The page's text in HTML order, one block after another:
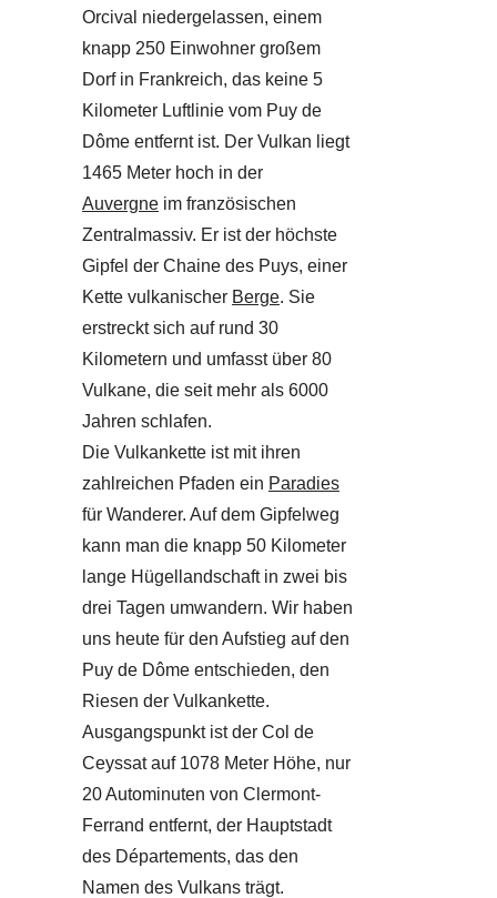
Orcival niedergelassen, einem
knapp 250 Einwohner großem
Dorf in Frankreich, das keine 5
Kilometer Luftlinie vom Puy de
Dôme entfernt ist. Der Vulkan liegt
1465 Meter hoch in der
Auvergne im französischen
Zentralmassiv. Er ist der höchste
Gipfel der Chaine des Puys, einer
Kette vulkanischer Berge. Sie
erstreckt sich auf rund 30
Kilometern und umfasst über 80
Vulkane, die seit mehr als 6000
Jahren schlafen.
Die Vulkankette ist mit ihren
zahlreichen Pfaden ein Paradies
für Wanderer. Auf dem Gipfelweg
kann man die knapp 50 Kilometer
lange Hügellandschaft in zwei bis
drei Tagen umwandern. Wir haben
uns heute für den Aufstieg auf den
Puy de Dôme entschieden, den
Riesen der Vulkankette.
Ausgangspunkt ist der Col de
Ceyssat auf 1078 Meter Höhe, nur
20 Autominuten von Clermont-
Ferrand entfernt, der Hauptstadt
des Départements, das den
Namen des Vulkans trägt.